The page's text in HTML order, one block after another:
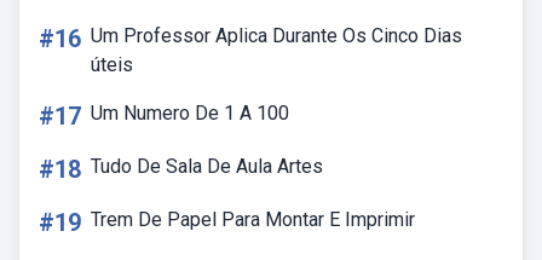
#16 Um Professor Aplica Durante Os Cinco Dias
úteis
#17 Um Numero De 1 A 100
#18 Tudo De Sala De Aula Artes
#19 Trem De Papel Para Montar E Imprimir